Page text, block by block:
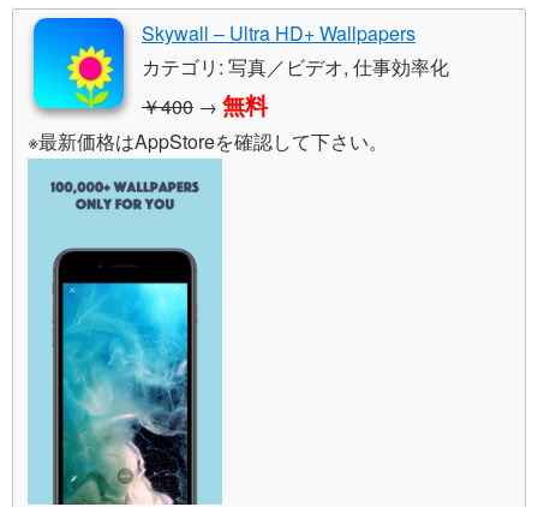
Skywall – Ultra HD+ Wallpapers
カテゴリ: 写真／ビデオ, 仕事効率化
￥400 → 無料
※最新価格はAppStoreを確認して下さい。